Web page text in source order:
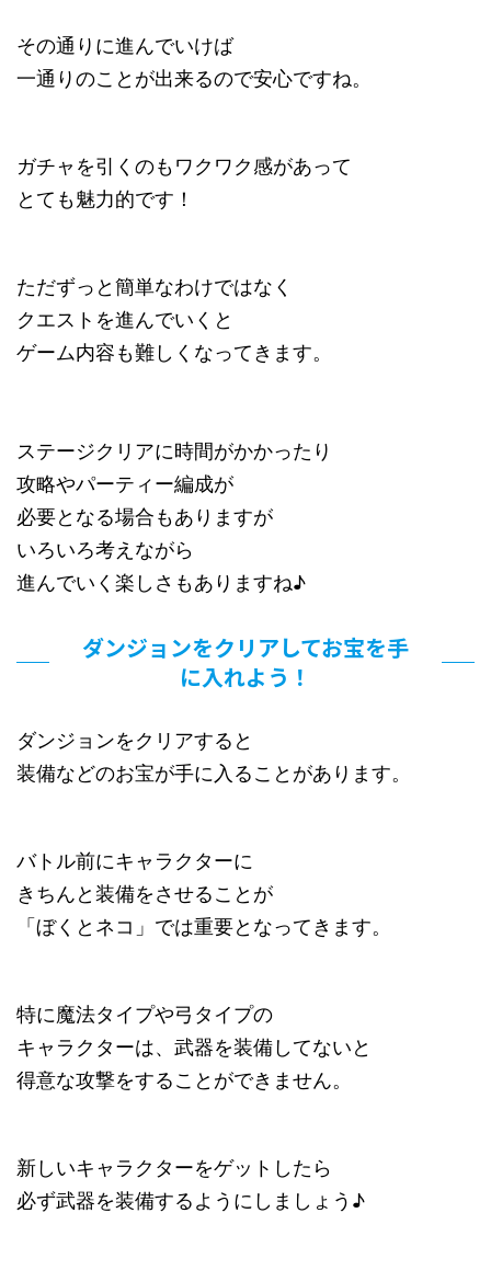
その通りに進んでいけば
一通りのことが出来るので安心ですね。
ガチャを引くのもワクワク感があって
とても魅力的です！
ただずっと簡単なわけではなく
クエストを進んでいくと
ゲーム内容も難しくなってきます。
ステージクリアに時間がかかったり
攻略やパーティー編成が
必要となる場合もありますが
いろいろ考えながら
進んでいく楽しさもありますね♪
ダンジョンをクリアしてお宝を手
に入れよう！
ダンジョンをクリアすると
装備などのお宝が手に入ることがあります。
バトル前にキャラクターに
きちんと装備をさせることが
「ぼくとネコ」では重要となってきます。
特に魔法タイプや弓タイプの
キャラクターは、武器を装備してないと
得意な攻撃をすることができません。
新しいキャラクターをゲットしたら
必ず武器を装備するようにしましょう♪